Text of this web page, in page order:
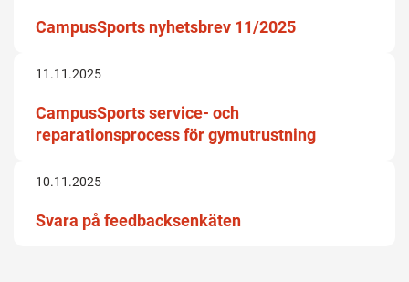
CampusSports nyhetsbrev 11/2025
11.11.2025
CampusSports service- och
reparationsprocess för gymutrustning
10.11.2025
Svara på feedbacksenkäten